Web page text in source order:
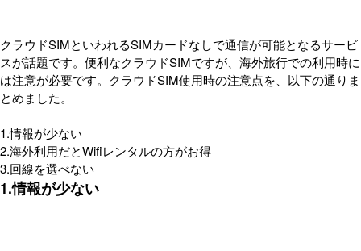
クラウドSIMといわれるSIMカードなしで通信が可能となるサービ
スが話題です。便利なクラウドSIMですが、海外旅行での利用時に
は注意が必要です。クラウドSIM使用時の注意点を、以下の通りま
とめました。
1.情報が少ない
2.海外利用だとWifiレンタルの方がお得
3.回線を選べない
1.情報が少ない